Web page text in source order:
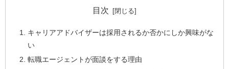
目次
キャリアアドバイザーは採用されるか否かにしか興味がな
い
転職エージェントが面談をする理由